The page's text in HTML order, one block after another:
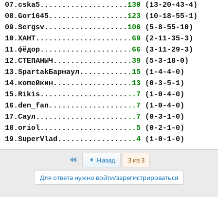
07.cska5.................... 130 (13-20-43-4)
08.Gor1645.................. 123 (10-18-55-1)
09.Sergsv................... 106 (5-8-55-10)
10.ХАНТ..................... .69 (2-11-35-3)
11.фёдор.................... .66 (3-11-29-3)
12.СТЕПАНЫЧ................. .39 (5-3-18-0)
13.SpartakБарнаул........... .15 (1-4-4-0)
14.копейкин................. .13 (0-3-5-1)
15.Rikis.................... ..7 (1-0-4-0)
16.den_fan.................. ..7 (1-0-4-0)
17.Саул..................... ..7 (0-3-1-0)
18.oriol.................... ..5 (0-2-1-0)
19.SuperVlad................ ..4 (1-0-1-0)
ПервыйНазад
3 из 3
Для ответа нужно войти/зарегистрироваться